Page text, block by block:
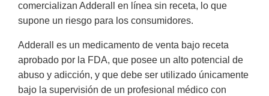
comercializan Adderall en línea sin receta, lo que
supone un riesgo para los consumidores.
Adderall es un medicamento de venta bajo receta
aprobado por la FDA, que posee un alto potencial de
abuso y adicción, y que debe ser utilizado únicamente
bajo la supervisión de un profesional médico con